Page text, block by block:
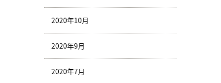
2020年10月
2020年9月
2020年7月